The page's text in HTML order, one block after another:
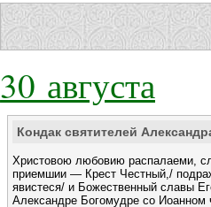
30 августа
Кондак святителей
Христовою любовию распалаеми,
приемшии — Крест Честный,/
явистеся/ и Божественный славы
Александре Богомудре со